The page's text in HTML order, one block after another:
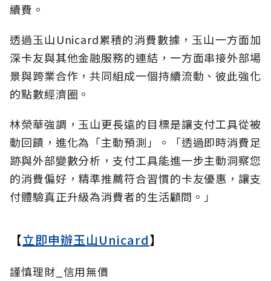
續費。
透過玉山Unicard累積的消費數據，玉山一方面加
深卡友與其他金融服務的連結，一方面串接外部場
景與跨業合作，共同組成一個持續流動、彼此強化
的點數經濟圈。
林榮華強調，玉山更長遠的目標是讓支付工具從被
動回饋，進化為「主動預測」。「透過即時消費足
跡與外部變數分析，支付工具能進一步主動洞察您
的消費偏好，精準推薦符合習慣的卡友優惠，讓支
付體驗真正升級為消費者的生活顧問。」
【立即申辦玉山Unicard】
謹慎理財_信用無價